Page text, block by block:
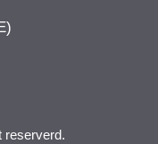
reserverd.